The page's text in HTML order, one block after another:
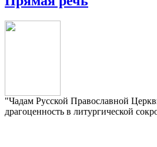
"Чадам Русской Православной
драгоценность в литургической